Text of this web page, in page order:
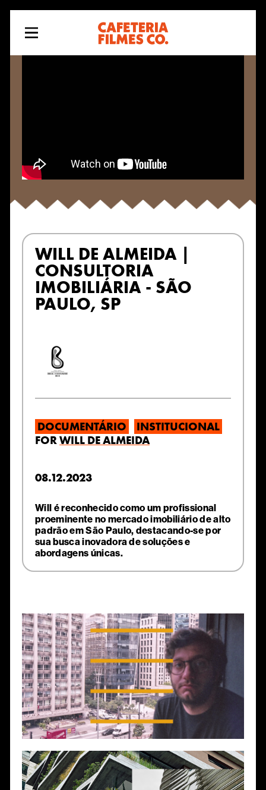
WILL DE ALMEIDA |
CONSULTORIA
IMOBILIÁRIA - SÃO
PAULO, SP
DOCUMENTÁRIO
INSTITUCIONAL
FORWILL DE ALMEIDA
08.12.2023
Will é reconhecido como um profissional
proeminente no mercado imobiliário de alto
padrão em São Paulo, destacando-se por
sua busca inovadora de soluções e
abordagens únicas.